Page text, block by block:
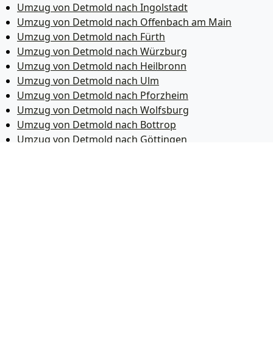
Umzug von Detmold nach Ingolstadt
Umzug von Detmold nach Offenbach am Main
Umzug von Detmold nach Fürth
Umzug von Detmold nach Würzburg
Umzug von Detmold nach Heilbronn
Umzug von Detmold nach Ulm
Umzug von Detmold nach Pforzheim
Umzug von Detmold nach Wolfsburg
Umzug von Detmold nach Bottrop
Umzug von Detmold nach Göttingen